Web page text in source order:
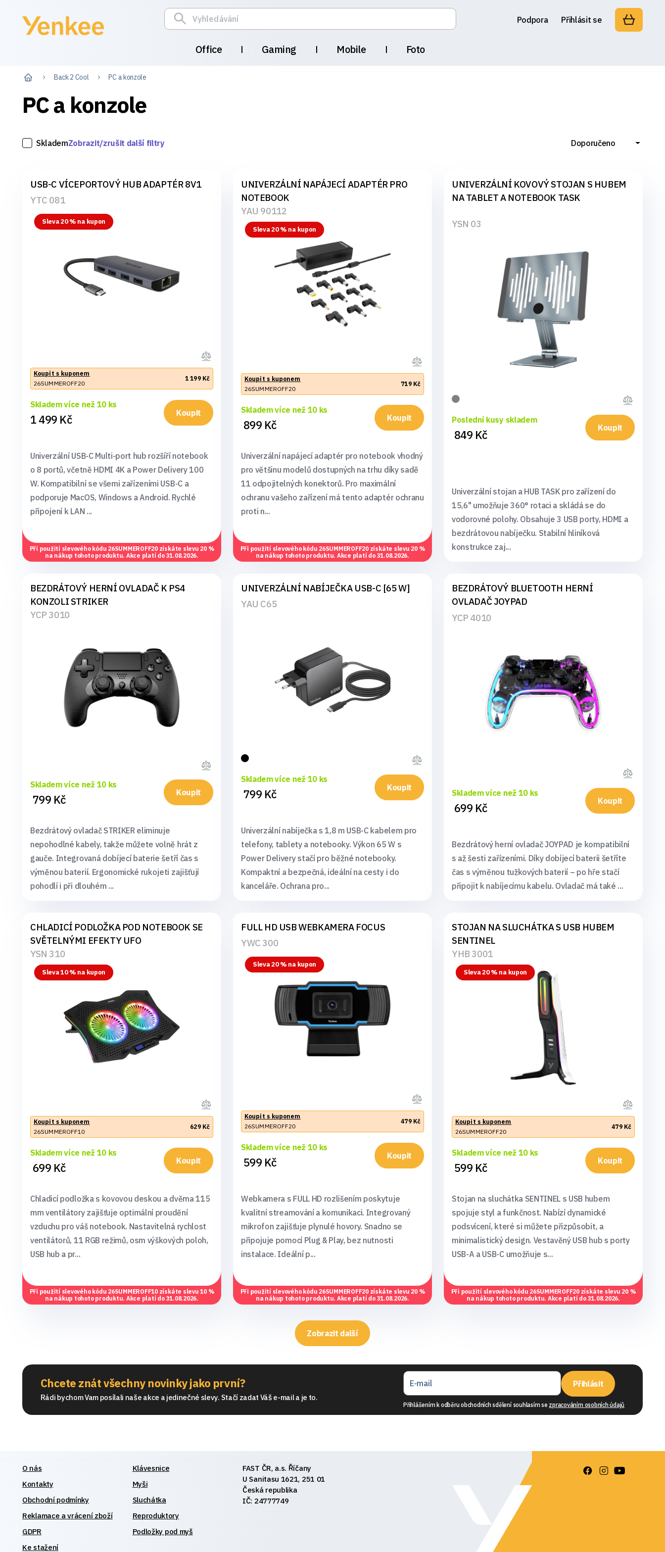
Office Gaming Mobile Foto
Podpora Přihlásit se
Back 2 Cool PC a konzole
PC a konzole
SklademZobrazit/zrušit další filtry Doporučeno
USB-C VÍCEPORTOVÝ HUB ADAPTÉR 8V1
YTC 081
Sleva 20 % na kupon
Koupit s kuponem
26SUMMEROFF20
1 199 Kč
Skladem více než 10 ks
1 499 Kč Koupit
Univerzální USB-C Multi-port hub rozšíří notebook
o 8 portů, včetně HDMI 4K a Power Delivery 100
W. Kompatibilní se všemi zařízeními USB-C a
podporuje MacOS, Windows a Android. Rychlé
připojení k LAN ...
Při použití slevového kódu 26SUMMEROFF20 získáte slevu 20 %
na nákup tohoto produktu. Akce platí do 31.08.2026.
UNIVERZÁLNÍ NAPÁJECÍ ADAPTÉR PRO
NOTEBOOK
YAU 90112
Sleva 20 % na kupon
Koupit s kuponem
26SUMMEROFF20
719 Kč
Skladem více než 10 ks
899 Kč Koupit
Univerzální napájecí adaptér pro notebook vhodný
pro většinu modelů dostupných na trhu díky sadě
11 odpojitelných konektorů. Pro maximální
ochranu vašeho zařízení má tento adaptér ochranu
proti n...
Při použití slevového kódu 26SUMMEROFF20 získáte slevu 20 %
na nákup tohoto produktu. Akce platí do 31.08.2026.
UNIVERZÁLNÍ KOVOVÝ STOJAN S HUBEM
NA TABLET A NOTEBOOK TASK
YSN 03
Poslední kusy skladem
849 Kč Koupit
Univerzální stojan a HUB TASK pro zařízení do
15,6" umožňuje 360° rotaci a skládá se do
vodorovné polohy. Obsahuje 3 USB porty, HDMI a
bezdrátovou nabíječku. Stabilní hliníková
konstrukce zaj...
BEZDRÁTOVÝ HERNÍ OVLADAČ K PS4
KONZOLI STRIKER
YCP 3010
Skladem více než 10 ks
799 Kč Koupit
Bezdrátový ovladač STRIKER eliminuje
nepohodlné kabely, takže můžete volně hrát z
gauče. Integrovaná dobíjecí baterie šetří čas s
výměnou baterií. Ergonomické rukojeti zajišťují
pohodlí i při dlouhém ...
UNIVERZÁLNÍ NABÍJEČKA USB-C [65 W]
YAU C65
Skladem více než 10 ks
799 Kč Koupit
Univerzální nabíječka s 1,8 m USB-C kabelem pro
telefony, tablety a notebooky. Výkon 65 W s
Power Delivery stačí pro běžné notebooky.
Kompaktní a bezpečná, ideální na cesty i do
kanceláře. Ochrana pro...
BEZDRÁTOVÝ BLUETOOTH HERNÍ
OVLADAČ JOYPAD
YCP 4010
Skladem více než 10 ks
699 Kč Koupit
Bezdrátový herní ovladač JOYPAD je kompatibilní
s až šesti zařízeními. Díky dobíjecí baterii šetříte
čas s výměnou tužkových baterií – po hře stačí
připojit k nabíjecímu kabelu. Ovladač má také ...
CHLADICÍ PODLOŽKA POD NOTEBOOK SE
SVĚTELNÝMI EFEKTY UFO
YSN 310
Sleva 10 % na kupon
Koupit s kuponem
26SUMMEROFF10
629 Kč
Skladem více než 10 ks
699 Kč Koupit
Chladicí podložka s kovovou deskou a dvěma 115
mm ventilátory zajišťuje optimální proudění
vzduchu pro váš notebook. Nastavitelná rychlost
ventilátorů, 11 RGB režimů, osm výškových poloh,
USB hub a pr...
Při použití slevového kódu 26SUMMEROFF10 získáte slevu 10 %
na nákup tohoto produktu. Akce platí do 31.08.2026.
FULL HD USB WEBKAMERA FOCUS
YWC 300
Sleva 20 % na kupon
Koupit s kuponem
26SUMMEROFF20
479 Kč
Skladem více než 10 ks
599 Kč Koupit
Webkamera s FULL HD rozlišením poskytuje
kvalitní streamování a komunikaci. Integrovaný
mikrofon zajišťuje plynulé hovory. Snadno se
připojuje pomocí Plug & Play, bez nutnosti
instalace. Ideální p...
Při použití slevového kódu 26SUMMEROFF20 získáte slevu 20 %
na nákup tohoto produktu. Akce platí do 31.08.2026.
STOJAN NA SLUCHÁTKA S USB HUBEM
SENTINEL
YHB 3001
Sleva 20 % na kupon
Koupit s kuponem
26SUMMEROFF20
479 Kč
Skladem více než 10 ks
599 Kč Koupit
Stojan na sluchátka SENTINEL s USB hubem
spojuje styl a funkčnost. Nabízí dynamické
podsvícení, které si můžete přizpůsobit, a
minimalistický design. Vestavěný USB hub s porty
USB-A a USB-C umožňuje s...
Při použití slevového kódu 26SUMMEROFF20 získáte slevu 20 %
na nákup tohoto produktu. Akce platí do 31.08.2026.
Zobrazit další
Chcete znát všechny novinky jako první?
Rádi bychom Vam posílali naše akce a jedinečné slevy. Stačí zadat Váš e-mail a je to.
Přihlásit
Přihlášením k odběru obchodních sdělení souhlasím se zpracováním osobních údajů
O nás
Kontakty
Obchodní podmínky
Reklamace a vrácení zboží
GDPR
Ke stažení
Klávesnice
Myši
Sluchátka
Reproduktory
Podložky pod myš
FAST ČR, a.s. Říčany
U Sanitasu 1621, 251 01
Česká republika
IČ: 24777749